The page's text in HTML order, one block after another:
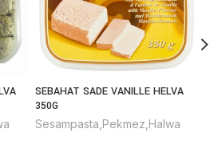
SEBAHAT SADE VANILLE HELVA
350G
Sesampasta,Pekmez,Halwa